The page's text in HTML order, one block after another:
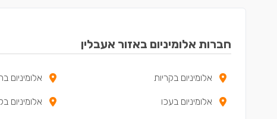
חברות אלומיניום באזור אעבלין
אלומיניום בקריות אלומיניום
אלומיניום בעכו אלומיניום